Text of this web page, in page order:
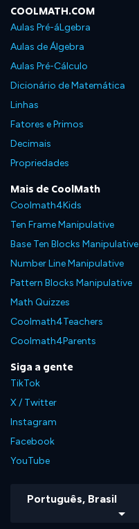
COOLMATH.COM
Aulas Pré-áLgebra
Aulas de Álgebra
Aulas Pré-Cálculo
Dicionário de Matemática
Linhas
Fatores e Primos
Decimais
Propriedades
Mais de CoolMath
Coolmath4Kids
Ten Frame Manipulative
Base Ten Blocks Manipulative
Number Line Manipulative
Pattern Blocks Manipulative
Math Quizzes
Coolmath4Teachers
Coolmath4Parents
Siga a gente
TikTok
X / Twitter
Instagram
Facebook
YouTube
Português, Brasil